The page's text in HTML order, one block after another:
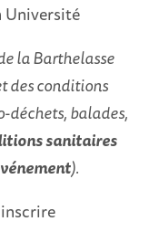
Université
la Barthelasse
des conditions
déchets, balades,
sanitaires
).